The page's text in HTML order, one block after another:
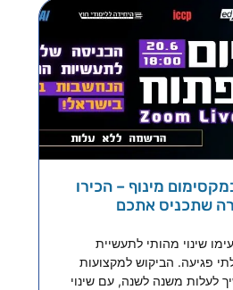
מינוף – הכירו
שתכניס אתכם
שינוי מהותי לתעשיית
פגיעה. הביקוש למקצועות
לעלות משנה לשנה, עם שינוי